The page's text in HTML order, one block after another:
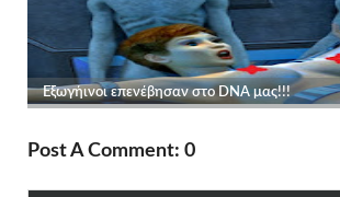
Post A Comment: 0